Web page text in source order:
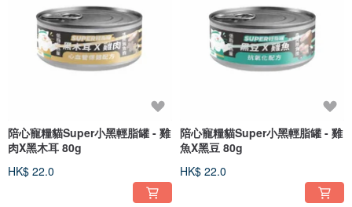
陪心寵糧貓Super小黑輕脂罐 - 雞
肉X黑木耳 80g
HK$ 22.0
陪心寵糧貓Super小黑輕脂罐 - 雞
魚X黑豆 80g
HK$ 22.0